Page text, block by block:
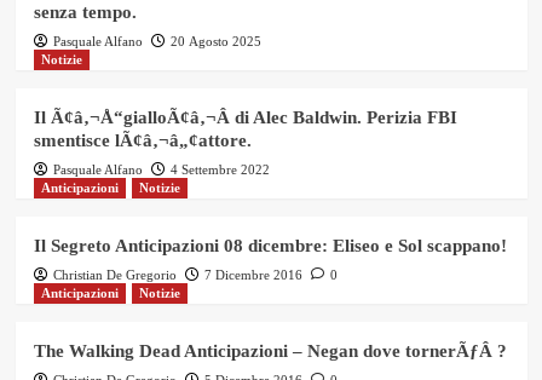
senza tempo.
Pasquale Alfano
20 Agosto 2025
Notizie
Il Ã¢â‚¬Å“gialloÃ¢â‚¬Â di Alec Baldwin. Perizia FBI
smentisce lÃ¢â‚¬â„¢attore.
Pasquale Alfano
4 Settembre 2022
Anticipazioni
Notizie
Il Segreto Anticipazioni 08 dicembre: Eliseo e Sol scappano!
Christian De Gregorio 7 Dicembre 2016
0
Anticipazioni
Notizie
The Walking Dead Anticipazioni – Negan dove tornerÃƒÂ ?